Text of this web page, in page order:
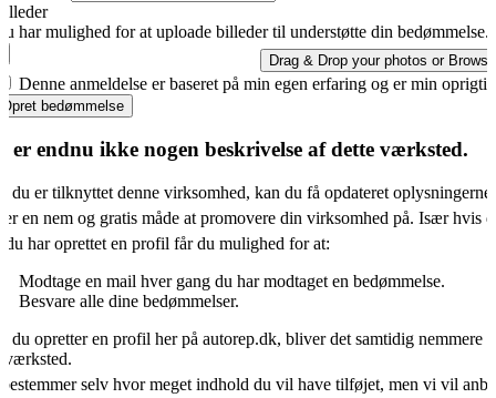
har mulighed for at uploade billeder til understøtte din bedømmelse.
Drag & Drop your photos or Browse
Denne anmeldelse er baseret på min egen erfaring og er min
Opret bedømmelse
er endnu ikke nogen beskrivelse af dette værksted.
du er tilknyttet denne virksomhed, kan du få opdateret oplysningerne.
er en nem og gratis måde at promovere din virksomhed på. Især hvis
du har oprettet en profil får du mulighed for at:
Modtage en mail hver gang du har modtaget en bedømmelse.
Besvare alle dine bedømmelser.
du opretter en profil her på autorep.dk, bliver det samtidig nemmere
selv hvor meget indhold du vil have tilføjet, men vi vil